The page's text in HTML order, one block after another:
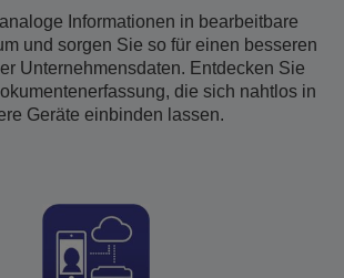
Informationen in bearbeitbare
und sorgen Sie so für einen besseren
Unternehmensdaten. Entdecken Sie
die sich nahtlos in
Geräte einbinden lassen.